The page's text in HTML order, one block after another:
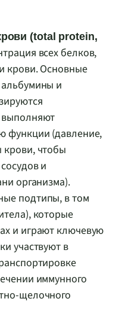
(total protein,
всех белков,
крови. Основные
и
выполняют
функции (давление,
крови, чтобы
и
организма).
подтипы, в том
которые
и играют ключевую
участвуют в
иммунного
щелочного